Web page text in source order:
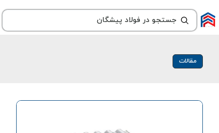
مقالات